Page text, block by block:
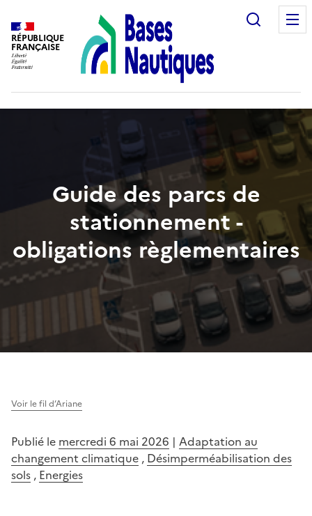
RÉPUBLIQUE
FRANÇAISE
Guide des parcs de
stationnement -
obligations règlementaires
Voir le fil d’Ariane
Publié le mercredi 6 mai 2026 | Adaptation au
changement climatique , Désimperméabilisation des
sols , Energies